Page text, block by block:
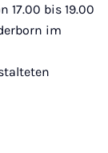
17.00 bis 19.00
im